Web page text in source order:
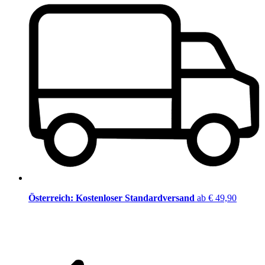
Österreich: Kostenloser Standardversand ab € 49,90